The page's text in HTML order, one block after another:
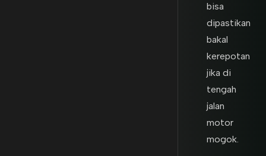
bisa
dipastikan
bakal
kerepotan
jika di
tengah
jalan
motor
mogok.